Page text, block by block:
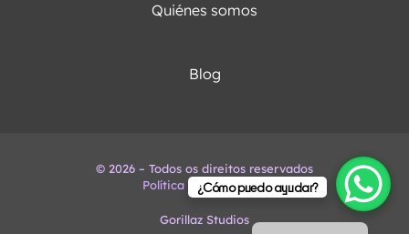
Quiénes somos
Blog
© 2026 – Todos os direitos reservados
Política de Privacidad
Gorillaz Studios
¿Cómo puedo ayudar?
English